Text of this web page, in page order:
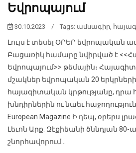
Եվրոպայում
30.10.2023 / Tags: ամսագիր,
Լույս է տեսել ՕՐԵՐ եվրոպական
Բացառիկ համարը նվիրված է
Եվրոպայում>> թեմային։
մշակներ եվրոպական 20
հայագիտական կրթությանը,
խնդիրներին ու նաեւ
European Magazine Ի դեպ, օրերս
Լեւոն Արք. Զէքիեանի ծննդյան 80-
շնորհավորում...